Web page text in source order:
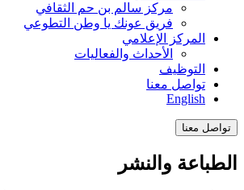
مركز سالم بن حم الثقافي
فريق عونك يا وطن التطوعي
المركز الإعلامي
الأحداث والفعاليات
التوظيف
تواصل معنا
English
تواصل معنا
الطباعة والنشر